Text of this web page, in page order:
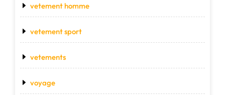
vetement homme
vetement sport
vetements
voyage